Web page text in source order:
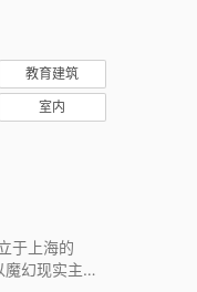
教育建筑
室内
于上海的
幻现实主